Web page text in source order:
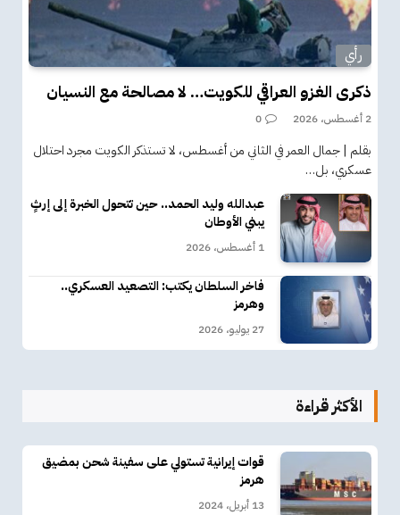
رأي
ذكرى الغزو العراقي للكويت… لا مصالحة مع النسيان
2 أغسطس، 2026 0
بقلم | جمال العمر في الثاني من أغسطس، لا تستذكر الكويت مجرد احتلال
عسكري، بل…
عبدالله وليد الحمد.. حين تتحول الخبرة إلى إرثٍ
يبني الأوطان
1 أغسطس، 2026
فاخر السلطان يكتب: التصعيد العسكري..
وهرمز
27 يوليو، 2026
الأكثر قراءة
قوات إيرانية تستولي على سفينة شحن بمضيق
هرمز
13 أبريل، 2024